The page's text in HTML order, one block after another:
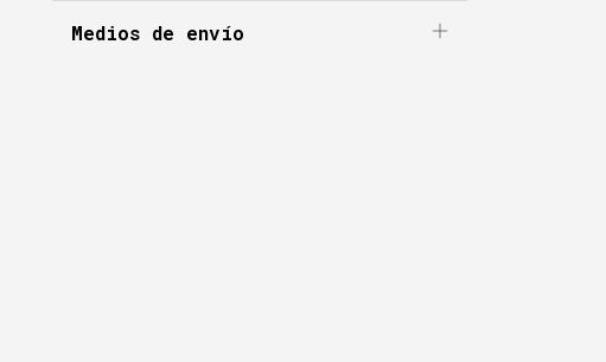
Medios de envío